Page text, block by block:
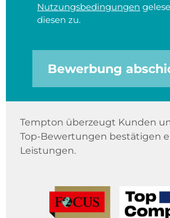
Nutzungsbedingungen
diesen zu.
Bewerbung
Tempton überzeugt Kunden
Top-Bewertungen bestätigen
Leistungen.